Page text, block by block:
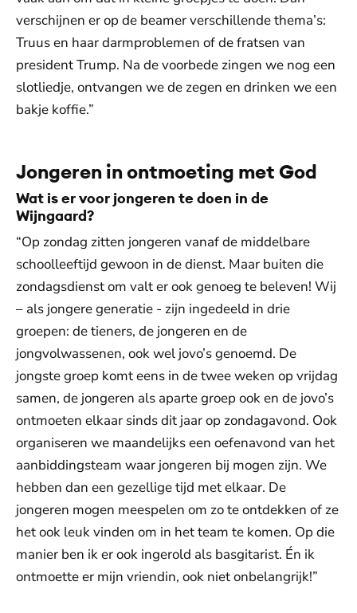
verschijnen er op de beamer verschillende thema’s:
Truus en haar darmproblemen of de fratsen van
president Trump. Na de voorbede zingen we nog een
slotliedje, ontvangen we de zegen en drinken we een
bakje koffie.”
Jongeren in ontmoeting met God
Wat is er voor jongeren te doen in de
Wijngaard?
“Op zondag zitten jongeren vanaf de middelbare
schoolleeftijd gewoon in de dienst. Maar buiten die
zondagsdienst om valt er ook genoeg te beleven! Wij
– als jongere generatie - zijn ingedeeld in drie
groepen: de tieners, de jongeren en de
jongvolwassenen, ook wel jovo’s genoemd. De
jongste groep komt eens in de twee weken op vrijdag
samen, de jongeren als aparte groep ook en de jovo’s
ontmoeten elkaar sinds dit jaar op zondagavond. Ook
organiseren we maandelijks een oefenavond van het
aanbiddingsteam waar jongeren bij mogen zijn. We
hebben dan een gezellige tijd met elkaar. De
jongeren mogen meespelen om zo te ontdekken of ze
het ook leuk vinden om in het team te komen. Op die
manier ben ik er ook ingerold als basgitarist. Én ik
ontmoette er mijn vriendin, ook niet onbelangrijk!”